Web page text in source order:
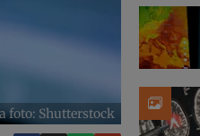
foto: Shutterstock